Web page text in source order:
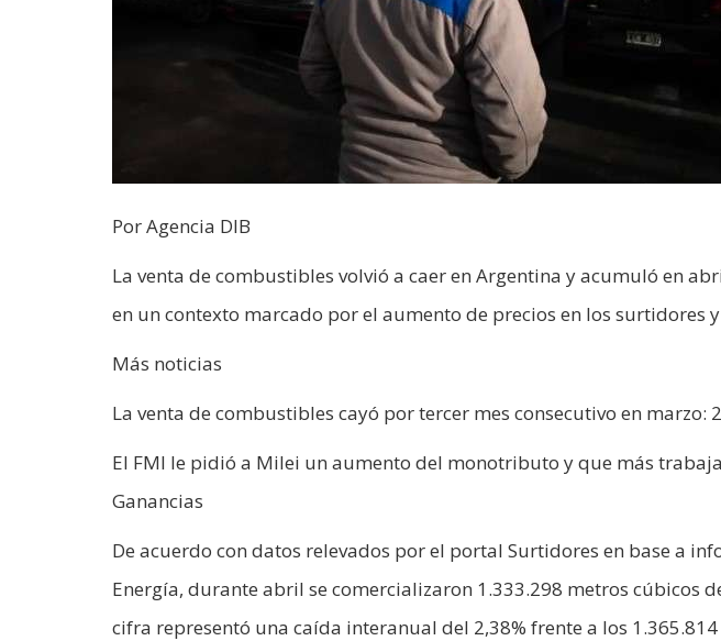
Por Agencia DIB
La venta de combustibles volvió a caer en Argentina y acumuló en
en un contexto marcado por el aumento de precios en los
Más noticias
La venta de combustibles cayó por tercer mes consecutivo en marzo:
El FMI le pidió a Milei un aumento del monotributo y que más
Ganancias
De acuerdo con datos relevados por el portal Surtidores en base a
Energía, durante abril se comercializaron 1.333.298 metros cúbicos
cifra representó una caída interanual del 2,38% frente a los